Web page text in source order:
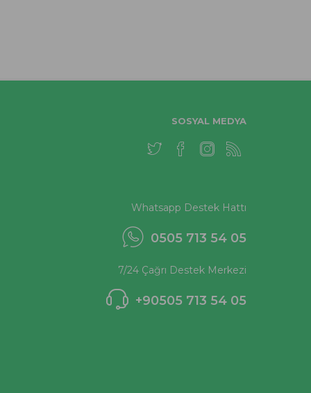
SOSYAL MEDYA
Whatsapp Destek Hattı
0505 713 54 05
7/24 Çağrı Destek Merkezi
+90505 713 54 05